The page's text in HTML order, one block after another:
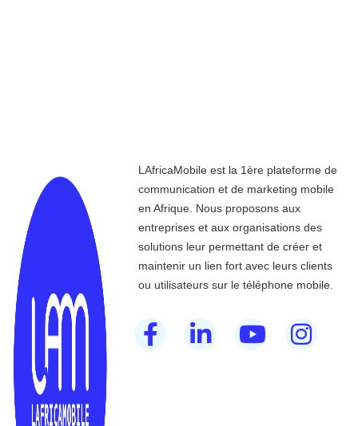
LAfricaMobile est la 1ère plateforme de
communication et de marketing mobile
en Afrique. Nous proposons aux
entreprises et aux organisations des
solutions leur permettant de créer et
maintenir un lien fort avec leurs clients
ou utilisateurs sur le téléphone mobile.